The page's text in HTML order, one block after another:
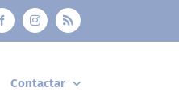
FacebookInstagramRss
Contactar